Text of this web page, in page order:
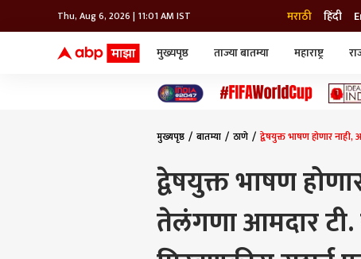
Thu, Aug 6, 2026 | 11:01 AM IST मराठी हिंदी
मुख्यपृष्ठ ताज्या बातम्या महाराष्ट्र
मुख्यपृष्ठ बातम्या ठाणे द्वेषयुक्त भाषण होणार
द्वेषयुक्त भाषण
तेलंगणा आमदार टी.